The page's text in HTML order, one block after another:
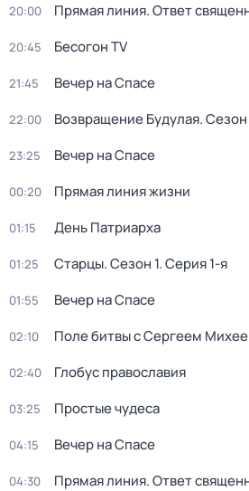
20:00 Прямая линия. Ответ
20:45 Бесогон TV
21:45 Вeчер на Спасe
22:00 Возвращение Будулая. Сезон
23:25 Вeчер на Спасe
00:20 Прямая линия жизни
01:15 День Патриарха
01:25 Старцы. Сезон 1. Серия 1-я
01:55 Вeчер на Спасe
02:10 Поле битвы с Сергеем
02:40 Глобус православия
03:25 Простые чудеса
04:15 Вeчер на Спасe
04:30 Прямая линия. Ответ